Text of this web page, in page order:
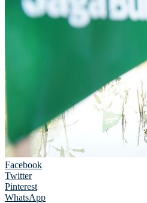
Facebook
Twitter
Pinterest
WhatsApp